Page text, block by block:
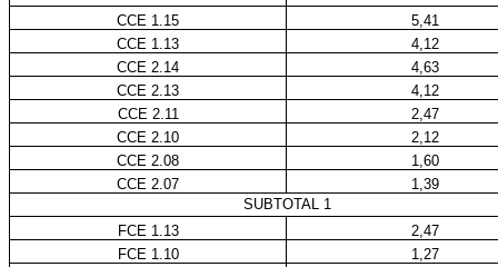
CCE 1.15
5,41
CCE 1.13
4,12
CCE 2.14
4,63
CCE 2.13
4,12
CCE 2.11
2,47
CCE 2.10
2,12
CCE 2.08
1,60
CCE 2.07
1,39
SUBTOTAL 1
FCE 1.13
2,47
FCE 1.10
1,27